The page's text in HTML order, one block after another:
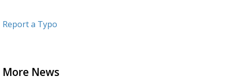
Report a Typo
More News